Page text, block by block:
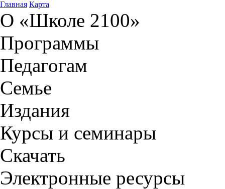
Главная Карта
О «Школе 2100»
Программы
Педагогам
Семье
Издания
Курсы и семинары
Скачать
Электронные ресурсы